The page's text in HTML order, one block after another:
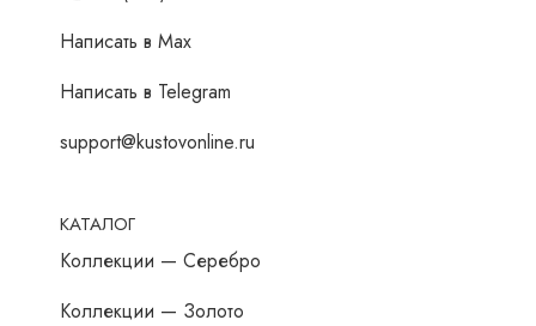
Написать в Мах
Написать в Telegram
support@kustovonline.ru
КАТАЛОГ
Коллекции — Серебро
Коллекции — Золото